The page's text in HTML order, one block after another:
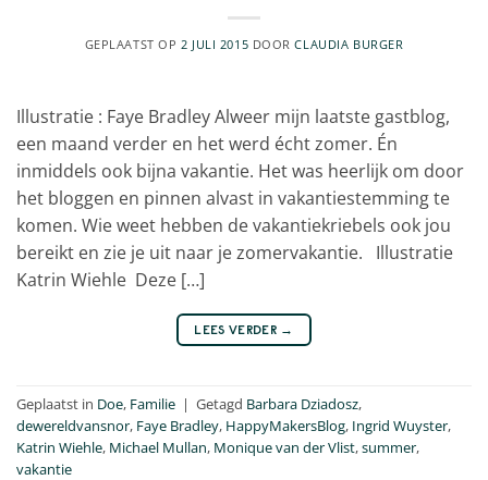
GEPLAATST OP 2 JULI 2015 DOORCLAUDIA BURGER
Illustratie : Faye Bradley Alweer mijn laatste gastblog,
een maand verder en het werd écht zomer. Én
inmiddels ook bijna vakantie. Het was heerlijk om door
het bloggen en pinnen alvast in vakantiestemming te
komen. Wie weet hebben de vakantiekriebels ook jou
bereikt en zie je uit naar je zomervakantie. Illustratie
Katrin Wiehle Deze […]
LEES VERDER →
Geplaatst in Doe, Familie | Getagd Barbara Dziadosz,
dewereldvansnor, Faye Bradley, HappyMakersBlog, Ingrid Wuyster,
Katrin Wiehle, Michael Mullan, Monique van der Vlist,summer,
vakantie